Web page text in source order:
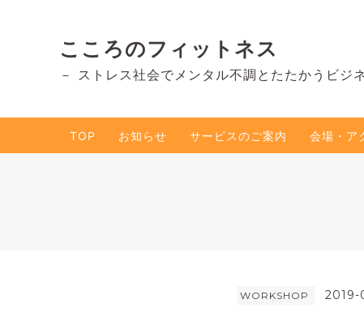
こころのフィットネス
－ ストレス社会でメンタル不調とたたかうビジ
TOP お知らせ サービスのご案内 会場・ア
WORKSHOP 2019-